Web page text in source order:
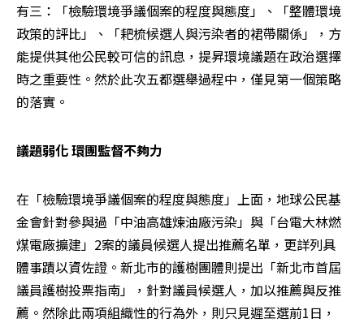
有三：「檢驗環境爭議個案的程度與態度」、「整體環境
政策的評比」、「耙梳候選人與污染者的裙帶關係」，方
能提供其他公民較可信的訊息，提昇環境議題在政治選擇
時之重要性。然於此次五都選舉過程中，僅見第一個策略
的落實。
議題弱化 環團監督不夠力
在「檢驗環境爭議個案的程度與態度」上面，地球公民基
金會針對參與過「中油高雄煉油廠污染」與「台電大林燃
煤電廠擴建」2案的議員候選人提出推薦名單，更詳列具
體事蹟以資佐證。新北市的護樹團體則提出「新北市首屆
議員護樹投票指南」，針對議員候選人，加以推薦與反推
薦。然除此兩項組織性的行為外，則只見遲至選前1日，